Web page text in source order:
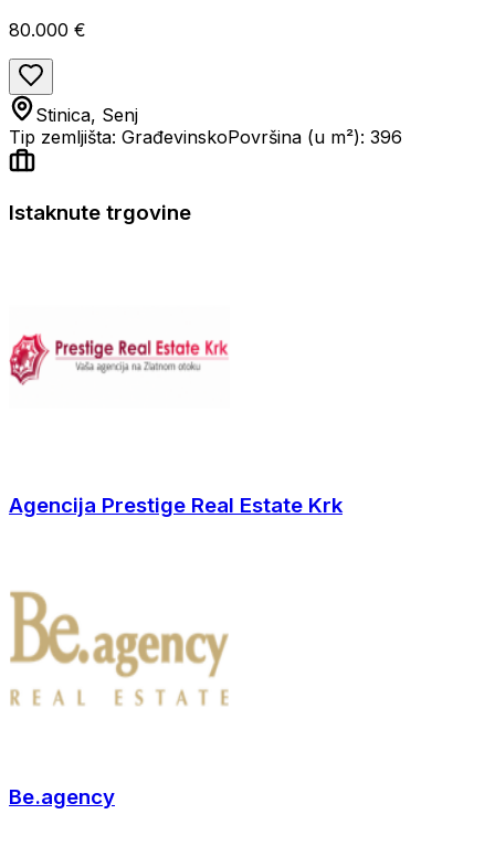
80.000 €
Stinica, Senj
Tip zemljišta: GrađevinskoPovršina (u m²): 396
Istaknute trgovine
Agencija Prestige Real Estate Krk
Be.agency